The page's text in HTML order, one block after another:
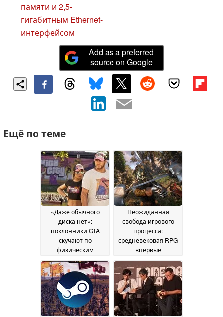
памяти и 2,5-
гигабитным Ethernet-
интерфейсом
Add as a preferred
source on Google
Ещё по теме
«Даже обычного
диска нет»:
поклонники GTA
скучают по
физическим
изданиям — и по
прежней компании
Rockstar
08 July 2026
Неожиданная
свобода игрового
процесса:
средневековая RPG
впервые
предлагается со
скидкой 60 % в Steam
08 July 2026